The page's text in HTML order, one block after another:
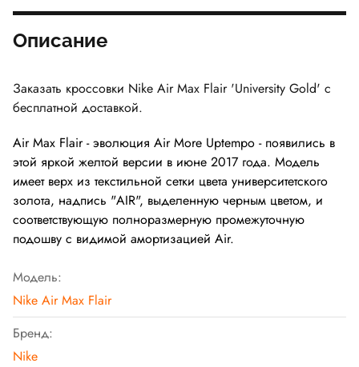
Описание
Заказать кроссовки Nike Air Max Flair 'University Gold' с
бесплатной доставкой.
Air Max Flair - эволюция Air More Uptempo - появились в
этой яркой желтой версии в июне 2017 года. Модель
имеет верх из текстильной сетки цвета университетского
золота, надпись "AIR", выделенную черным цветом, и
соответствующую полноразмерную промежуточную
подошву с видимой амортизацией Air.
Модель:
Nike Air Max Flair
Бренд:
Nike